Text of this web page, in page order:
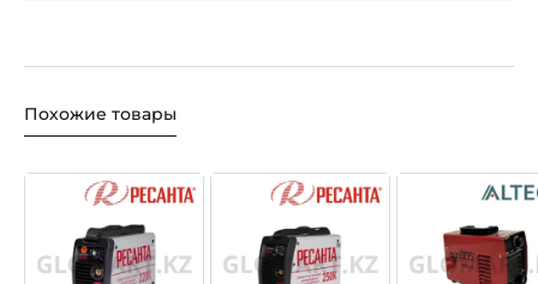
Похожие товары